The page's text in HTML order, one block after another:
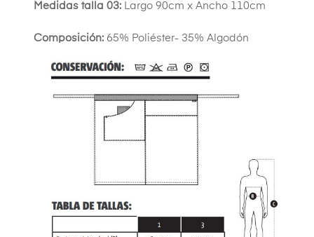
Medidas talla 03: Largo 90cm x Ancho 110cm
Composición: 65% Poliéster- 35% Algodón